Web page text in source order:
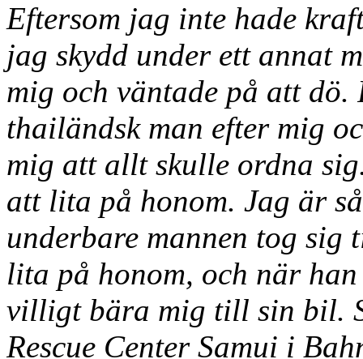
Eftersom jag inte hade
jag skydd under ett annat
mig och väntade på att
thailändsk man efter mig
mig att allt skulle ordna
att lita på honom. Jag är
underbare mannen tog sig
lita på honom, och när
villigt bära mig till sin bil.
Rescue Center Samui i